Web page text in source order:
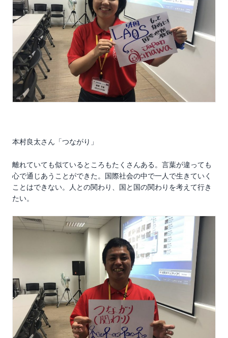
本村良太さん「つながり」
離れていても似ているところもたくさんある。言葉が違っても
心で通じあうことができた。国際社会の中で一人で生きていく
ことはできない。人との関わり、国と国の関わりを考えて行き
たい。